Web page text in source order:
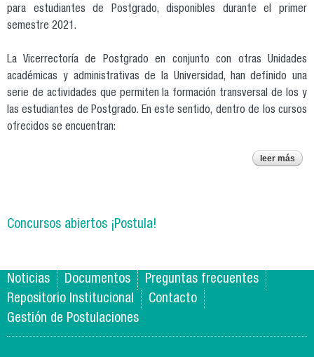
para estudiantes de Postgrado, disponibles durante el primer
semestre 2021.
La Vicerrectoría de Postgrado en conjunto con otras Unidades
académicas y administrativas de la Universidad, han definido una
serie de actividades que permiten la formación transversal de los y
las estudiantes de Postgrado. En este sentido, dentro de los cursos
ofrecidos se encuentran:
leer más
Concursos abiertos ¡Postula!
Noticias Documentos
Preguntas frecuentes
Repositorio Institucional
Contacto
Gestión de Postulaciones